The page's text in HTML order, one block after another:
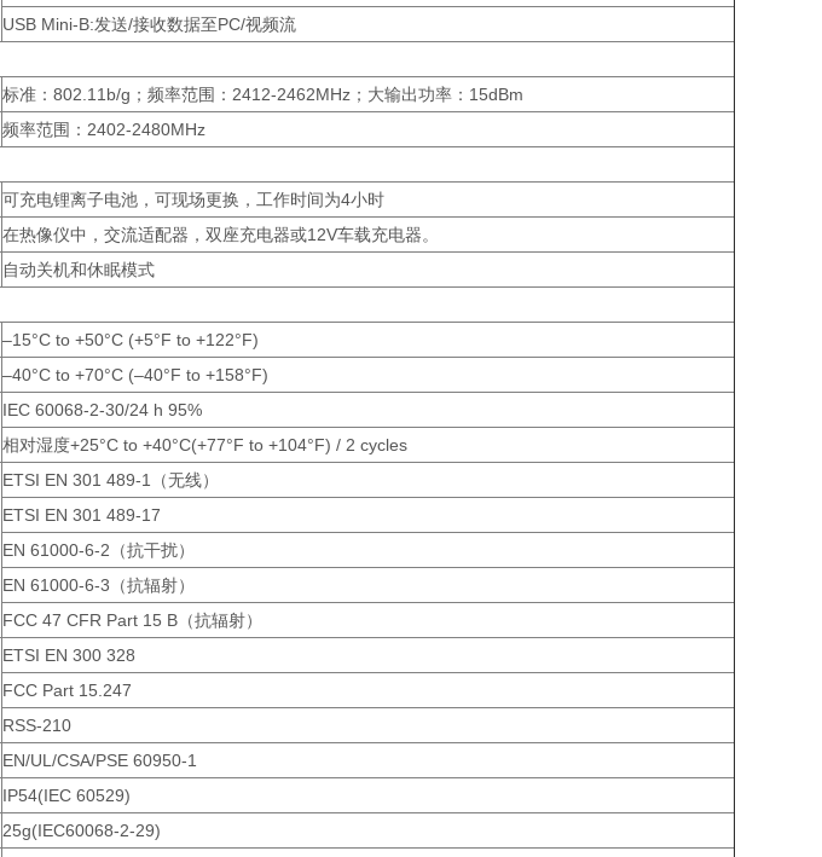
USB Mini-B:发送/接收数据至PC/视频流
标准：802.11b/g；频率范围：2412-2462MHz；大输出功率：15dBm
频率范围：2402-2480MHz
可充电锂离子电池，可现场更换，工作时间为4小时
在热像仪中，交流适配器，双座充电器或12V车载充电器。
自动关机和休眠模式
–15°C to +50°C (+5°F to +122°F)
–40°C to +70°C (–40°F to +158°F)
IEC 60068-2-30/24 h 95%
相对湿度+25°C to +40°C(+77°F to +104°F) / 2 cycles
ETSI EN 301 489-1（无线）
ETSI EN 301 489-17
EN 61000-6-2（抗干扰）
EN 61000-6-3（抗辐射）
FCC 47 CFR Part 15 B（抗辐射）
ETSI EN 300 328
FCC Part 15.247
RSS-210
EN/UL/CSA/PSE 60950-1
IP54(IEC 60529)
25g(IEC60068-2-29)